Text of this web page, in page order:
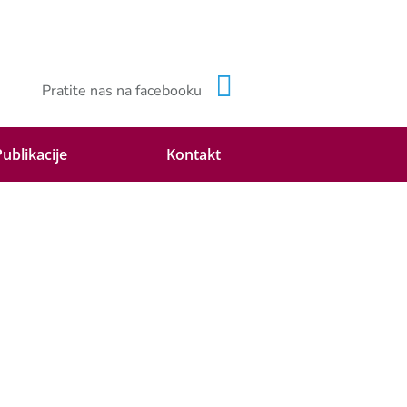
Pratite nas na facebooku
Kontakt